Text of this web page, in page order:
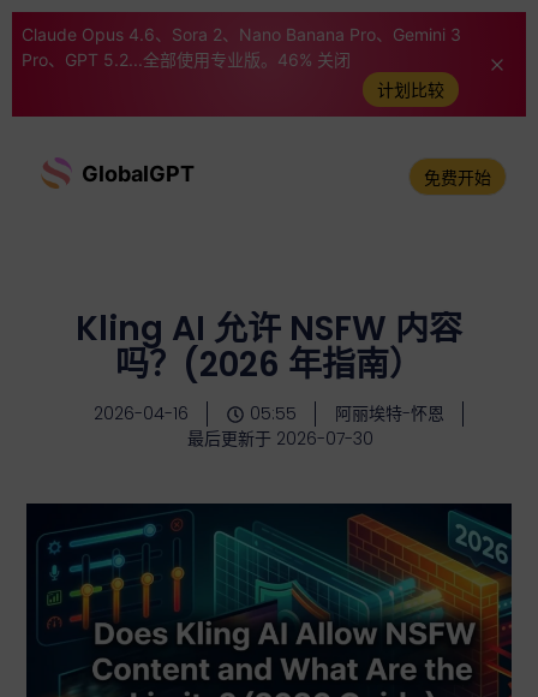
Claude Opus 4.6、Sora 2、Nano Banana Pro、Gemini 3
Pro、GPT 5.2...全部使用专业版。46% 关闭
计划比较
GlobalGPT 免费开始
Kling AI 允许 NSFW 内容
吗？(2026 年指南）
2026-04-16 05:55
阿丽埃特-怀恩
最后更新于 2026-07-30